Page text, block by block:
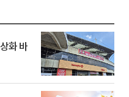
화 바